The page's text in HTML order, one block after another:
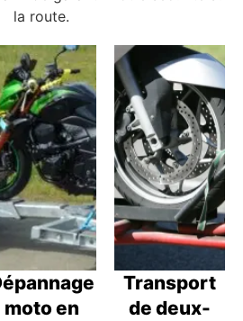
la route.
moto en
Transport
de deux-